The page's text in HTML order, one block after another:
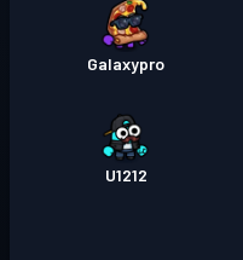
Galaxypro
U1212